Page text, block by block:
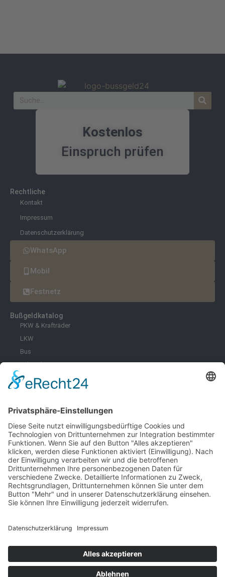
Kostenlos
Einspruch prüfen
Rechtliche
Kontakt
Impressum
Datenschutzerklärung
WhatsApp
Mobil
Festnetz
Bußgeldkatalog
PKW & Krafträder
LKW
Bus
Fahrräder & E-Scooter
Zoll
Umwelt
Infektionsschutz
Schifffahrt
Schule
Tierschutz
Navigation
Startseite
Bußgeldkatalog
Ratgeber
Onlinetermine
Kontakt